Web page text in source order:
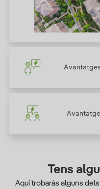
Tens
Aquí trobaràs alguns